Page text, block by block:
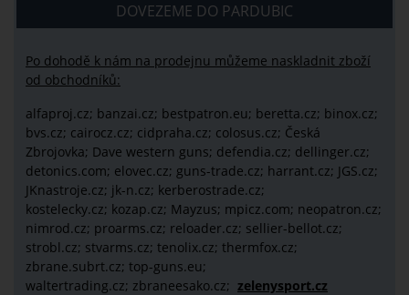
DOVEZEME DO PARDUBIC
Po dohodě k nám na prodejnu můžeme naskladnit zboží
od obchodníků:
alfaproj.cz; banzai.cz; bestpatron.eu; beretta.cz; binox.cz;
bvs.cz; cairocz.cz; cidpraha.cz; colosus.cz; Česká
Zbrojovka; Dave western guns; defendia.cz; dellinger.cz;
detonics.com; elovec.cz; guns-trade.cz; harrant.cz; JGS.cz;
JKnastroje.cz; jk-n.cz; kerberostrade.cz;
kostelecky.cz; kozap.cz; Mayzus; mpicz.com; neopatron.cz;
nimrod.cz; proarms.cz; reloader.cz; sellier-bellot.cz;
strobl.cz; stvarms.cz; tenolix.cz; thermfox.cz;
zbrane.subrt.cz; top-guns.eu;
waltertrading.cz; zbraneesako.cz; zelenysport.cz